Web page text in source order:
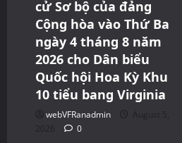
cử Sơ bộ của đảng
Cộng hòa vào Thứ Ba
ngày 4 tháng 8 năm
2026 cho Dân biểu
Quốc hội Hoa Kỳ Khu
10 tiểu bang Virginia
webVFRanadmin
August 5,
2026
0
Events